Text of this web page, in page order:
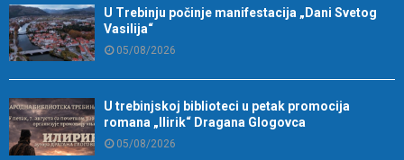
U Trebinju počinje manifestacija „Dani Svetog
Vasilija“
05/08/2026
U trebinjskoj biblioteci u petak promocija
romana „Ilirik“ Dragana Glogovca
05/08/2026